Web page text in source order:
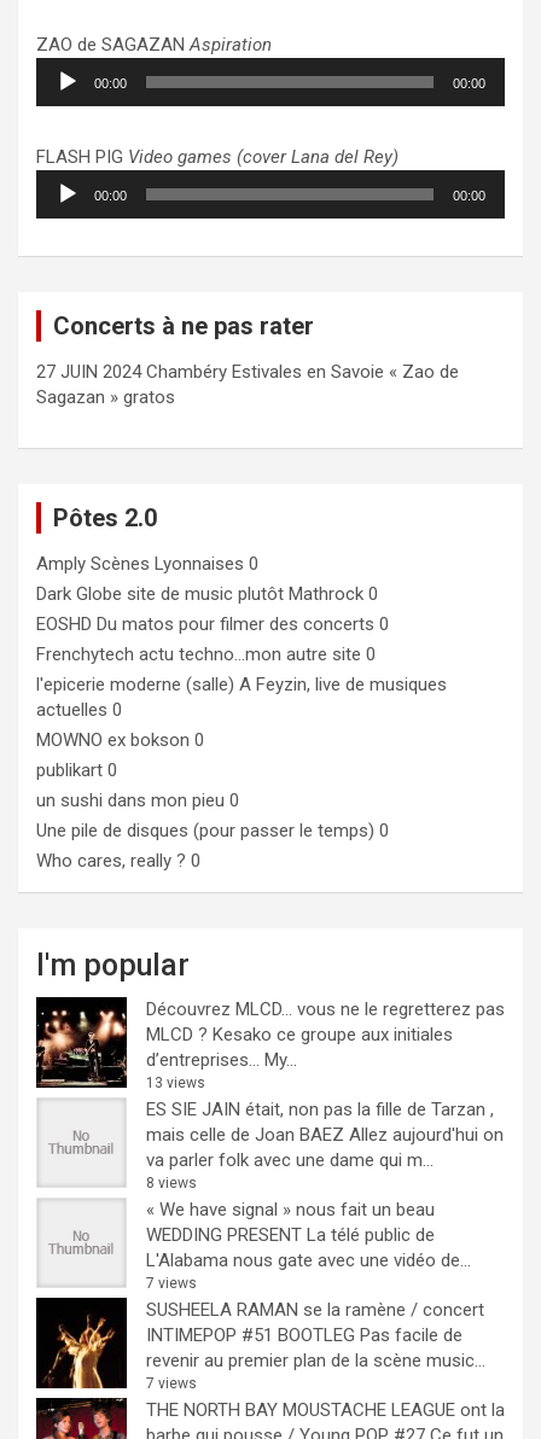
ZAO de SAGAZANAspiration
Lecteur
audio
00:00 00:00
FLASH PIG Video games (cover Lana del Rey)
Lecteur
audio
00:00 00:00
Concerts à ne pas rater
27 JUIN 2024 Chambéry Estivales en Savoie « Zao de
Sagazan » gratos
Pôtes 2.0
Amply Scènes Lyonnaises 0
Dark Globe site de music plutôt Mathrock 0
EOSHD Du matos pour filmer des concerts 0
Frenchytech actu techno…mon autre site 0
l'epicerie moderne (salle) A Feyzin, live de musiques
actuelles 0
MOWNO ex bokson 0
publikart 0
un sushi dans mon pieu 0
Une pile de disques (pour passer le temps) 0
Who cares, really ? 0
I'm popular
Découvrez MLCD… vous ne le regretterez pas
MLCD ? Kesako ce groupe aux initiales
d’entreprises… My...
13 views
ES SIE JAIN était, non pas la fille de Tarzan ,
mais celle de Joan BAEZ Allez aujourd'hui on
va parler folk avec une dame qui m...
8 views
« We have signal » nous fait un beau
WEDDING PRESENT La télé public de
L'Alabama nous gate avec une vidéo de...
7 views
SUSHEELA RAMAN se la ramène / concert
INTIMEPOP #51 BOOTLEG Pas facile de
revenir au premier plan de la scène music...
7 views
THE NORTH BAY MOUSTACHE LEAGUE ont la